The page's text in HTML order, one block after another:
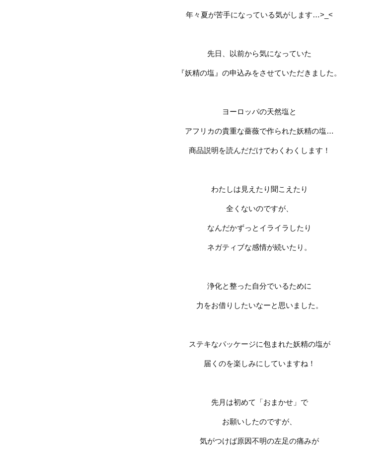
年々夏が苦手になっている気がします…>_<
先日、以前から気になっていた
『妖精の塩』の申込みをさせていただきました。
ヨーロッパの天然塩と
アフリカの貴重な薔薇で作られた妖精の塩…
商品説明を読んだだけでわくわくします！
わたしは見えたり聞こえたり
全くないのですが、
なんだかずっとイライラしたり
ネガティブな感情が続いたり。
浄化と整った自分でいるために
力をお借りしたいなーと思いました。
ステキなパッケージに包まれた妖精の塩が
届くのを楽しみにしていますね！
先月は初めて「おまかせ」で
お願いしたのですが、
気がつけば原因不明の左足の痛みが